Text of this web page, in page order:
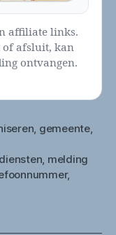
affiliate links.
of afsluit, kan
ontvangen.
gemeente,
melding
,